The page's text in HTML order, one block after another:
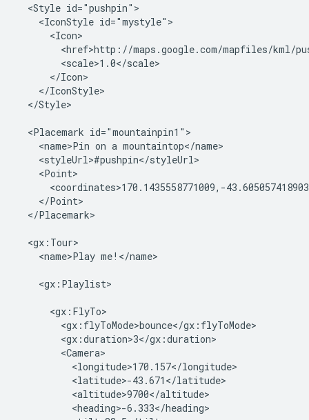
  <Style id="pushpin">
    <IconStyle id="mystyle">
      <Icon>
<href>http://maps.google.com/mapfiles/kml/
        <scale>1.0</scale>
      </Icon>
    </IconStyle>
  </Style>
  <Placemark id="mountainpin1">
    <name>Pin on a mountaintop</name>
    <styleUrl>#pushpin</styleUrl>
    <Point>
<coordinates>170.1435558771009,-
    </Point>
  </Placemark>
  <gx:Tour>
    <name>Play me!</name>
    <gx:Playlist>
      <gx:FlyTo>
        <gx:flyToMode>bounce</gx:flyToMode>
        <gx:duration>3</gx:duration>
        <Camera>
          <longitude>170.157</longitude>
          <latitude>-43.671</latitude>
          <altitude>9700</altitude>
          <heading>-6.333</heading>